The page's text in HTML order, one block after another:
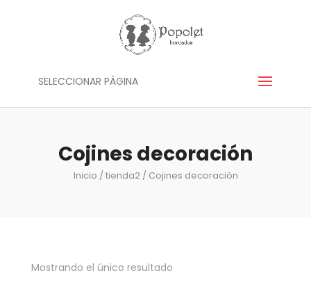
SELECCIONAR PÁGINA
Cojines decoración
Inicio /tienda2/ Cojines decoración
Mostrando el único resultado